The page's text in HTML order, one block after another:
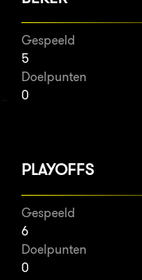
Gespeeld
5
Doelpunten
0
PLAYOFFS
Gespeeld
6
Doelpunten
0